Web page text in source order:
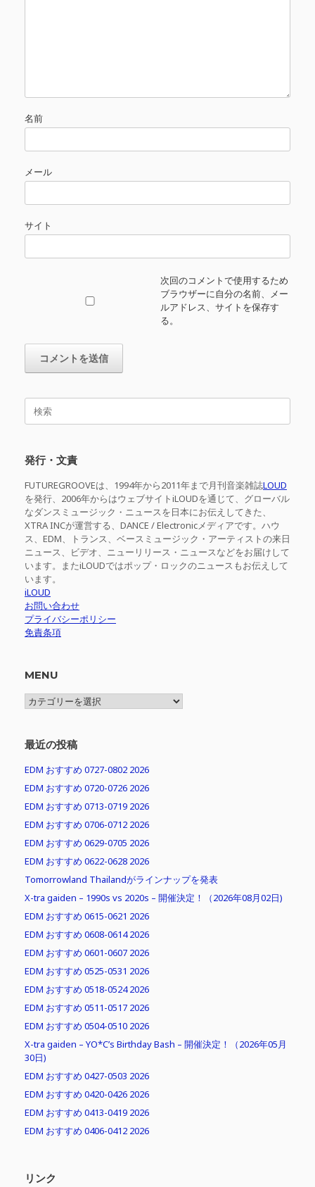
名前
メール
サイト
次回のコメントで使用するため
ブラウザーに自分の名前、メー
ルアドレス、サイトを保存す
る。
検
発行・文責
FUTUREGROOVEは、1994年から2011年まで月刊音楽雑誌LOUD
を発行、2006年からはウェブサイトiLOUDを通じて、グローバル
なダンスミュージック・ニュースを日本にお伝えしてきた、
XTRA INCが運営する、DANCE / Electronicメディアです。ハウ
ス、EDM、トランス、ベースミュージック・アーティストの来日
ニュース、ビデオ、ニューリリース・ニュースなどをお届けして
います。またiLOUDではポップ・ロックのニュースもお伝えして
います。
iLOUD
お問い合わせ
プライバシーポリシー
免責条項
MENU
MENU
最近の投稿
EDM おすすめ 0727-0802 2026
EDM おすすめ 0720-0726 2026
EDM おすすめ 0713-0719 2026
EDM おすすめ 0706-0712 2026
EDM おすすめ 0629-0705 2026
EDM おすすめ 0622-0628 2026
Tomorrowland Thailandがラインナップを発表
X-tra gaiden – 1990s vs 2020s – 開催決定！（2026年08月02日)
EDM おすすめ 0615-0621 2026
EDM おすすめ 0608-0614 2026
EDM おすすめ 0601-0607 2026
EDM おすすめ 0525-0531 2026
EDM おすすめ 0518-0524 2026
EDM おすすめ 0511-0517 2026
EDM おすすめ 0504-0510 2026
X-tra gaiden – YO*C’s Birthday Bash – 開催決定！（2026年05月
30日)
EDM おすすめ 0427-0503 2026
EDM おすすめ 0420-0426 2026
EDM おすすめ 0413-0419 2026
EDM おすすめ 0406-0412 2026
リンク